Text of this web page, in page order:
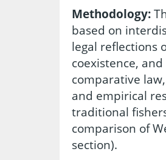
Methodology:
based on
legal reflections
coexistence,
comparative
and empirical
traditional
comparison of
section).